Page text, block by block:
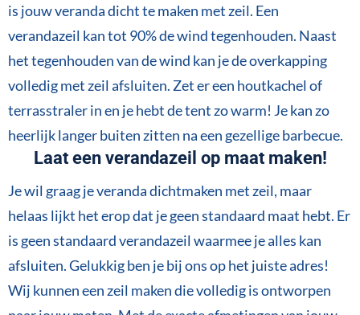
is jouw veranda dicht te maken met zeil. Een
verandazeil kan tot 90% de wind tegenhouden. Naast
het tegenhouden van de wind kan je de overkapping
volledig met zeil afsluiten. Zet er een houtkachel of
terrasstraler in en je hebt de tent zo warm! Je kan zo
heerlijk langer buiten zitten na een gezellige barbecue.
Laat een verandazeil op maat maken!
Je wil graag je veranda dichtmaken met zeil, maar
helaas lijkt het erop dat je geen standaard maat hebt. Er
is geen standaard verandazeil waarmee je alles kan
afsluiten. Gelukkig ben je bij ons op het juiste adres!
Wij kunnen een zeil maken die volledig is ontworpen